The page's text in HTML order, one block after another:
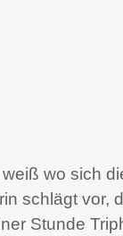
wo sich
schlägt
Stunde